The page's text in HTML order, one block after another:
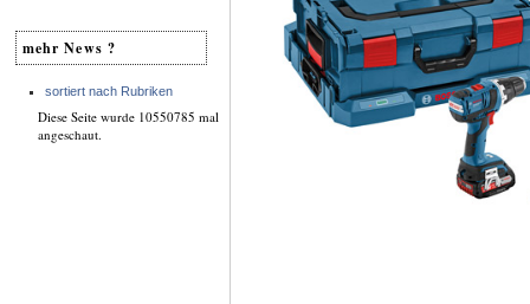
mehr News ?
sortiert nach Rubriken
Diese Seite wurde 10550785 mal
angeschaut.